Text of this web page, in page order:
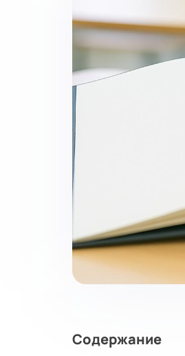
Содержание